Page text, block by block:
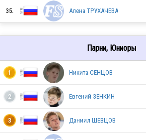
RUS
RUS
35. Алена ТРУХАЧЕВА
Парни, Юниоры
1 Никита СЕНЦОВ
2 Евгений ЗЕНКИН
3 Даниил ШЕВЦОВ